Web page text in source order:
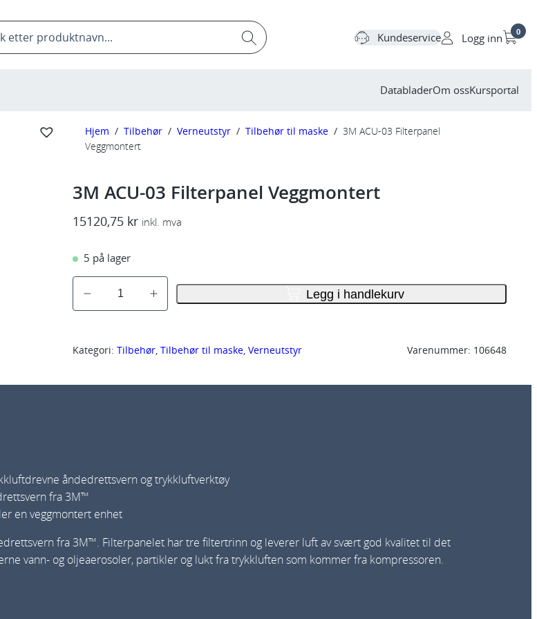
Kundeservice Logg inn 0
DatabladerOm ossKursportal
Hjem / Tilbehør / Verneutstyr / Tilbehør til maske / 3M ACU-03 Filterpanel
Veggmontert
3M ACU-03 Filterpanel Veggmontert
15120,75 kr inkl. mva
5 på lager
M
C
-
l
t
e
r
p
Legg i handlekurv
Kategori: Tilbehør, Tilbehør til maske, Verneutstyr Varenummer: 106648
åndedrettsvern og trykkluftverktøy
fra 3M™
en veggmontert enhet
fra 3M™. Filterpanelet har tre filtertrinn og leverer luft av svært god kvalitet til det
vann- og oljeaerosoler, partikler og lukt fra trykkluften som kommer fra kompressoren.